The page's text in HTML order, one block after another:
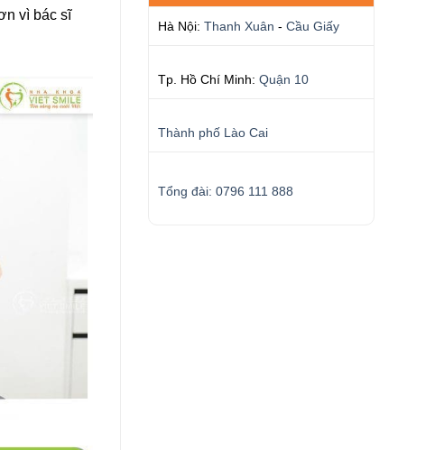
vì bác sĩ
Hà Nội: Thanh Xuân - Cầu Giấy
Tp. Hồ Chí Minh: Quận 10
Thành phố Lào Cai
Tổng đài: 0796 111 888